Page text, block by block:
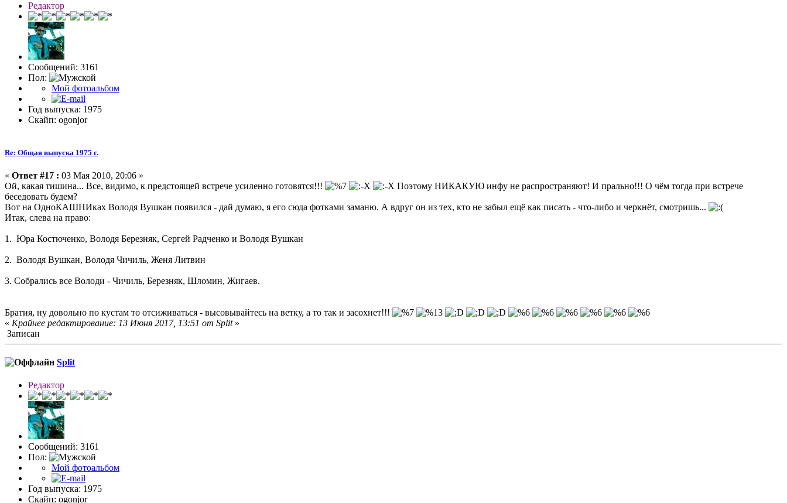
Редактор
Сообщений: 3161
Пол:
Мой фотоальбом
Год выпуска: 1975
Скайп: ogonjor
Re: Общая выпуска 1975 г.
« Ответ #17 : 03 Мая 2010, 20:06 »
Ой, какая тишина... Все, видимо, к предстоящей встрече усиленно готовятся!!!
Поэтому НИКАКУЮ инфу не распространяют! И прально!!! О чём тогда при встрече
беседовать будем?
Вот на ОдноКАШНИках Володя Вушкан появился - дай думаю, я его сюда фотками заманю. А вдруг он из тех, кто не забыл ещё как писать - что-либо и черкнёт, смотришь...
Итак, слева на право:
1. Юра Костюченко, Володя Березняк, Сергей Радченко и Володя Вушкан
2. Володя Вушкан, Володя Чичиль, Женя Литвин
3. Собрались все Володи - Чичиль, Березняк, Шломин, Жигаев.
Братия, ну довольно по кустам то отсиживаться - высовывайтесь на ветку, а то так и засохнет!!!
« Крайнее редактирование: 13 Июня 2017, 13:51 от Split»
Записан
Split
Редактор
Сообщений: 3161
Пол:
Мой фотоальбом
Год выпуска: 1975
Скайп: ogonjor